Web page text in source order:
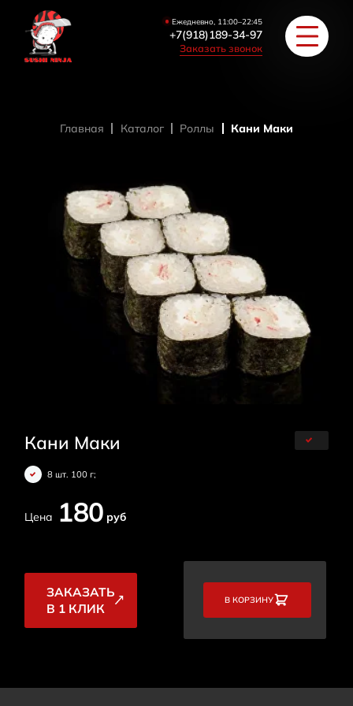
Ежедневно, 11:00–22:45
+7(918)189-34-97
Заказать звонок
ПИЦЦА/БУРГЕРЫ
ЗАКУСКИ / СУПЫ
COУС / ИМБИРЬ
Главная Каталог Роллы Кани Маки
Кани Маки
8 шт. 100 г;
Цена 180 руб
ЗАКАЗАТЬ
В 1 КЛИК
В КОРЗИНУ